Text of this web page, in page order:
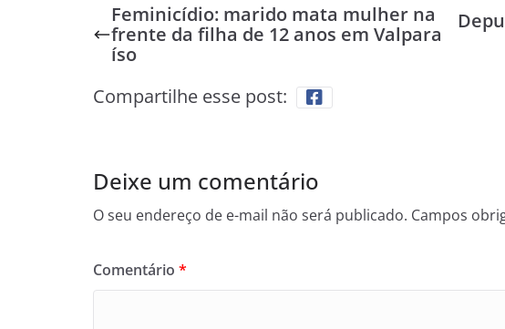
Feminicídio: marido mata mulher na
frente da filha de 12 anos em Valpara
íso
Compartilhe esse post:
Deixe um comentário
O seu endereço de e-mail não será publicado. Campos
Comentário *